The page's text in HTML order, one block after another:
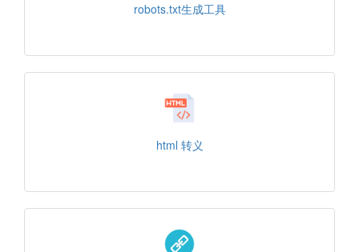
robots.txt生成工具
html 转义